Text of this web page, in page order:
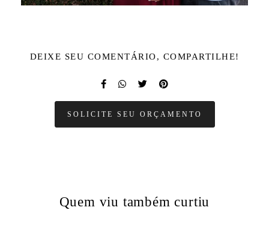
DEIXE SEU COMENTÁRIO, COMPARTILHE!
SOLICITE SEU ORÇAMENTO
Quem viu também curtiu